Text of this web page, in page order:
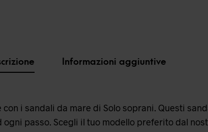
Informazioni aggiuntive
i sandali da mare di Solo soprani. Questi
passo. Scegli il tuo modello preferito dal